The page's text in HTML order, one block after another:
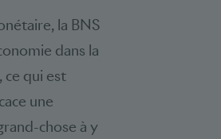
la BNS
dans la
ce qui est
une
chose à y